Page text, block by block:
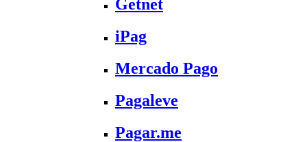
Getnet
iPag
Mercado Pago
Pagaleve
Pagar.me